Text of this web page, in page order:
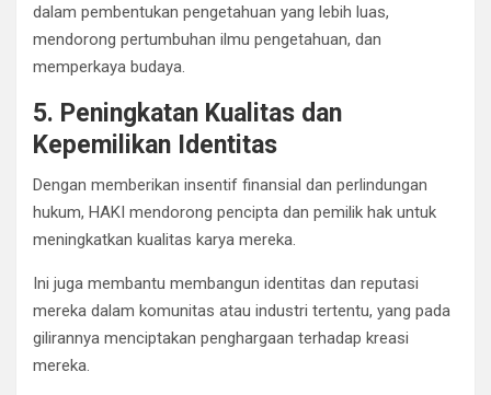
dalam pembentukan pengetahuan yang lebih luas,
mendorong pertumbuhan ilmu pengetahuan, dan
memperkaya budaya.
5. Peningkatan Kualitas dan
Kepemilikan Identitas
Dengan memberikan insentif finansial dan perlindungan
hukum, HAKI mendorong pencipta dan pemilik hak untuk
meningkatkan kualitas karya mereka.
Ini juga membantu membangun identitas dan reputasi
mereka dalam komunitas atau industri tertentu, yang pada
gilirannya menciptakan penghargaan terhadap kreasi
mereka.